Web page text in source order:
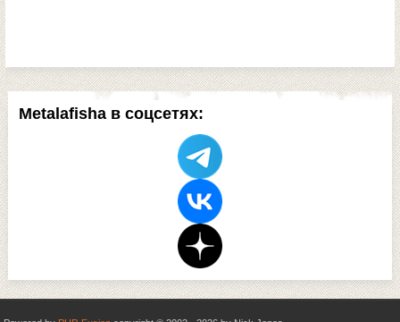
Metalafisha в соцсетях: